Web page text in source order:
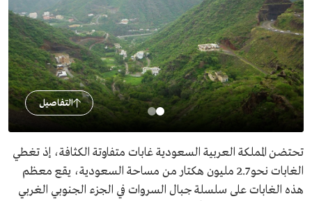
التفاصيل
تحتضن المملكة العربية السعودية غابات متفاوتة الكثافة، إذ تغطي
الغابات نحو 2.7 مليون هكتار من مساحة السعودية، يقع معظم
هذه الغابات على سلسلة جبال السروات في الجزء الجنوبي الغربي